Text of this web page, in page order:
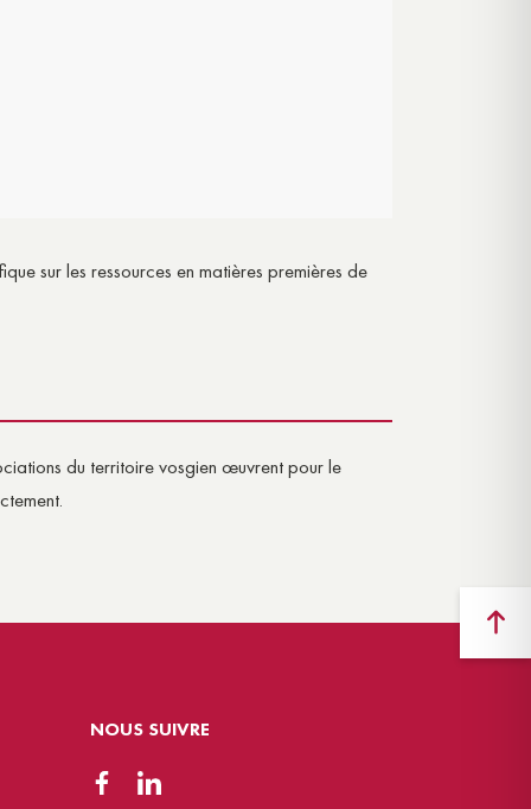
sur les ressources en matières premières de
du territoire vosgien œuvrent pour le
NOUS SUIVRE